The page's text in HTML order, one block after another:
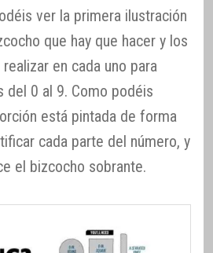
ver la primera ilustración
que hay que hacer y los
en cada uno para
del 0 al 9. Como podéis
está pintada de forma
cada parte del número, y
el bizcocho sobrante.